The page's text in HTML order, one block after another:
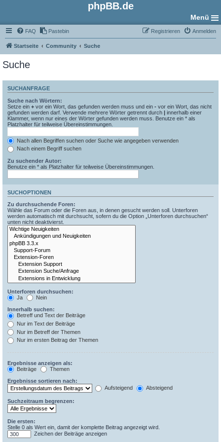
phpBB.de
Menü
FAQ Pastebin Anmelden
Registrieren
Startseite Community Suche
Suche
SUCHANFRAGE
Suche nach Wörtern:
Setze ein + vor ein Wort, das gefunden werden muss und ein - vor ein Wort, das nicht
gefunden werden darf. Verwende mehrere Wörter getrennt durch | innerhalb einer
Klammer, wenn nur eines der Wörter gefunden werden muss. Benutze ein * als
Platzhalter für teilweise Übereinstimmungen.
Nach allen Begriffen suchen oder Suche wie angegeben verwenden
Nach einem Begriff suchen
Zu suchender Autor:
Benutze ein * als Platzhalter für teilweise Übereinstimmungen.
SUCHOPTIONEN
Zu durchsuchende Foren:
Wähle das Forum oder die Foren aus, in denen gesucht werden soll. Unterforen
werden automatisch mit durchsucht, sofern du die Option „Unterforen durchsuchen“
unten nicht deaktivierst.
Unterforen durchsuchen:
Ja
Nein
Innerhalb suchen:
Betreff und Text der Beiträge
Nur im Text der Beiträge
Nur im Betreff der Themen
Nur im ersten Beitrag der Themen
Ergebnisse anzeigen als:
Beiträge
Themen
Ergebnisse sortieren nach:
Aufsteigend
Absteigend
Suchzeitraum begrenzen:
Die ersten:
Stelle 0 als Wert ein, damit der komplette Beitrag angezeigt wird.
Zeichen der Beiträge anzeigen